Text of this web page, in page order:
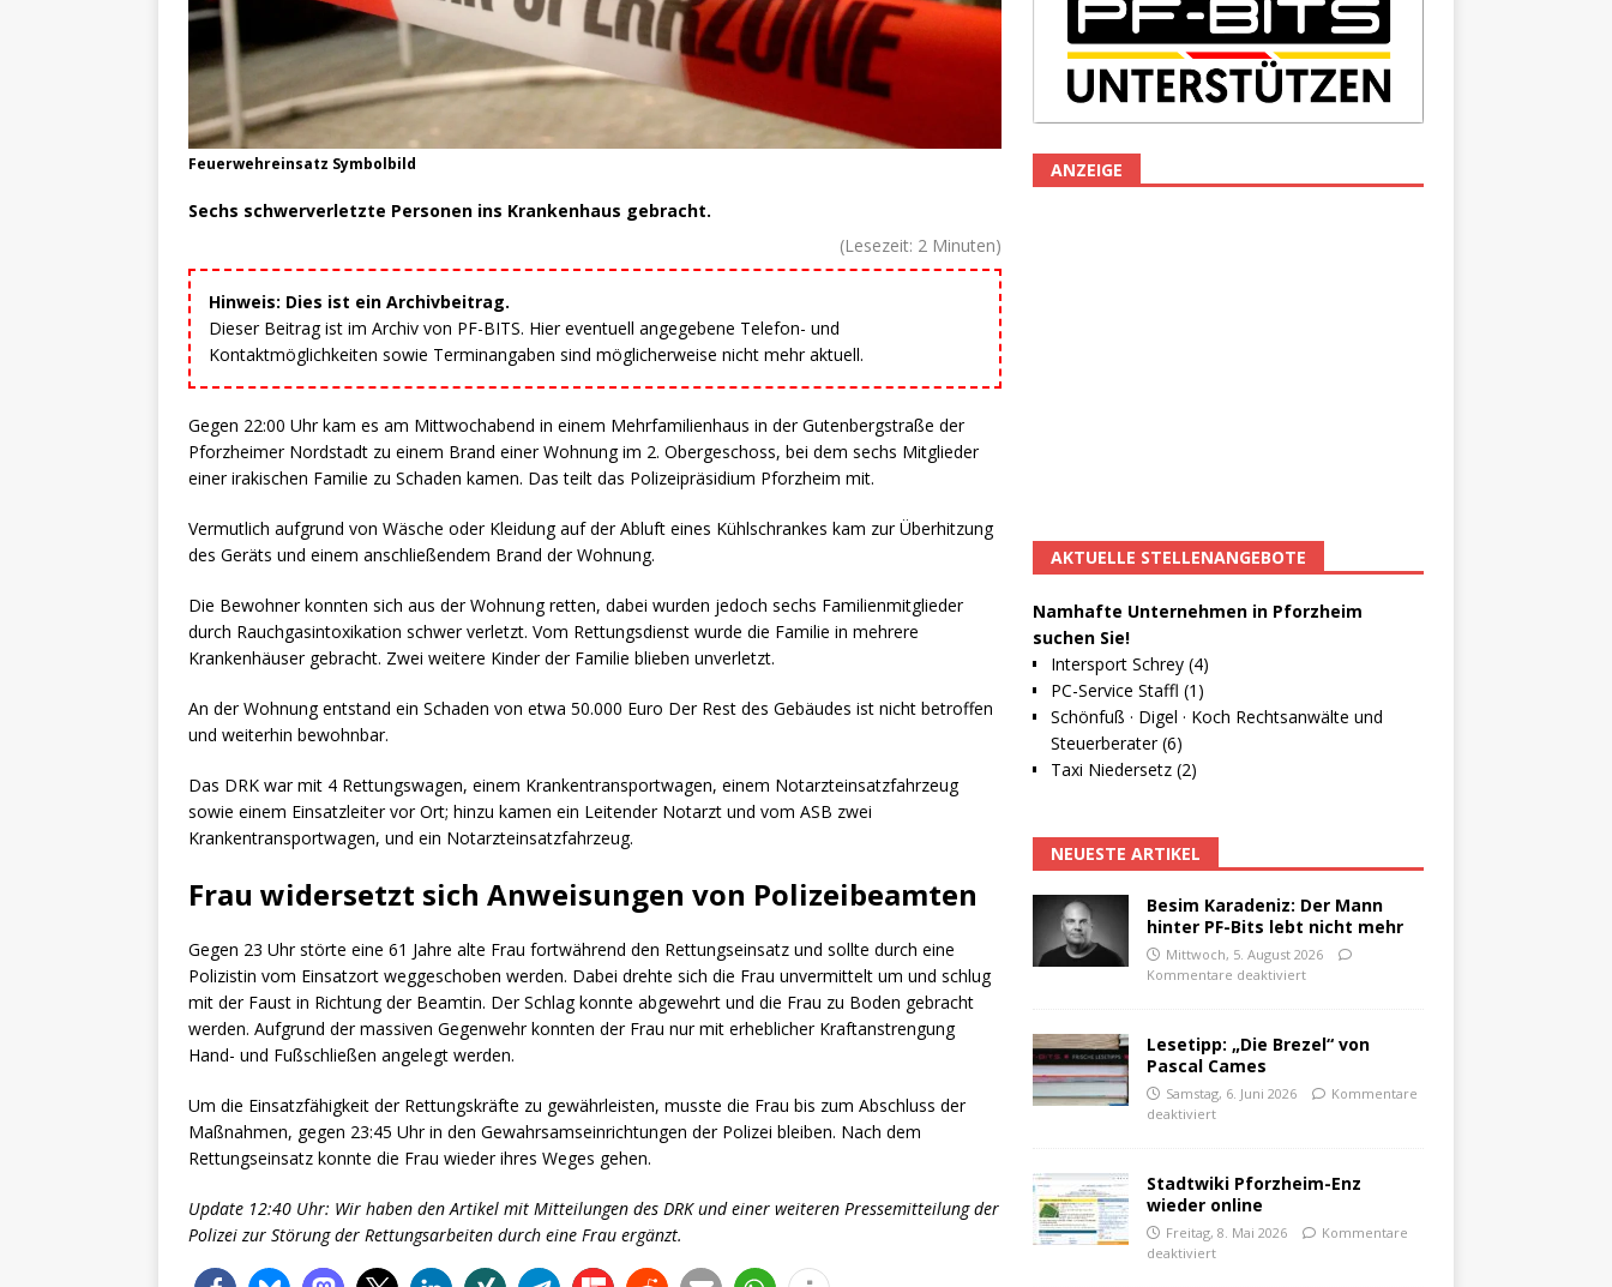
Feuerwehreinsatz Symbolbild
Sechs schwerverletzte Personen ins Krankenhaus gebracht.
(Lesezeit: 2 Minuten)
Hinweis: Dies ist ein Archivbeitrag.
Dieser Beitrag ist im Archiv von PF-BITS. Hier eventuell angegebene Telefon- und
Kontaktmöglichkeiten sowie Terminangaben sind möglicherweise nicht mehr aktuell.
Gegen 22:00 Uhr kam es am Mittwochabend in einem Mehrfamilienhaus in der Gutenbergstraße der
Pforzheimer Nordstadt zu einem Brand einer Wohnung im 2. Obergeschoss, bei dem sechs Mitglieder
einer irakischen Familie zu Schaden kamen. Das teilt das Polizeipräsidium Pforzheim mit.
Vermutlich aufgrund von Wäsche oder Kleidung auf der Abluft eines Kühlschrankes kam zur Überhitzung
des Geräts und einem anschließendem Brand der Wohnung.
Die Bewohner konnten sich aus der Wohnung retten, dabei wurden jedoch sechs Familienmitglieder
durch Rauchgasintoxikation schwer verletzt. Vom Rettungsdienst wurde die Familie in mehrere
Krankenhäuser gebracht. Zwei weitere Kinder der Familie blieben unverletzt.
An der Wohnung entstand ein Schaden von etwa 50.000 Euro Der Rest des Gebäudes ist nicht betroffen
und weiterhin bewohnbar.
Das DRK war mit 4 Rettungswagen, einem Krankentransportwagen, einem Notarzteinsatzfahrzeug
sowie einem Einsatzleiter vor Ort; hinzu kamen ein Leitender Notarzt und vom ASB zwei
Krankentransportwagen, und ein Notarzteinsatzfahrzeug.
Frau widersetzt sich Anweisungen von Polizeibeamten
Gegen 23 Uhr störte eine 61 Jahre alte Frau fortwährend den Rettungseinsatz und sollte durch eine
Polizistin vom Einsatzort weggeschoben werden. Dabei drehte sich die Frau unvermittelt um und schlug
mit der Faust in Richtung der Beamtin. Der Schlag konnte abgewehrt und die Frau zu Boden gebracht
werden. Aufgrund der massiven Gegenwehr konnten der Frau nur mit erheblicher Kraftanstrengung
Hand- und Fußschließen angelegt werden.
Um die Einsatzfähigkeit der Rettungskräfte zu gewährleisten, musste die Frau bis zum Abschluss der
Maßnahmen, gegen 23:45 Uhr in den Gewahrsamseinrichtungen der Polizei bleiben. Nach dem
Rettungseinsatz konnte die Frau wieder ihres Weges gehen.
Update 12:40 Uhr: Wir haben den Artikel mit Mitteilungen des DRK und einer weiteren Pressemitteilung der
Polizei zur Störung der Rettungsarbeiten durch eine Frau ergänzt.
ANZEIGE
AKTUELLE STELLENANGEBOTE
Namhafte Unternehmen in Pforzheim
suchen Sie!
Intersport Schrey (4)
PC-Service Staffl (1)
Schönfuß · Digel · Koch Rechtsanwälte und
Steuerberater (6)
Taxi Niedersetz (2)
NEUESTE ARTIKEL
Besim Karadeniz: Der Mann
hinter PF-Bits lebt nicht mehr
Mittwoch, 5. August 2026
Kommentare deaktiviert
Lesetipp: „Die Brezel“ von
Pascal Cames
Samstag, 6. Juni 2026
Kommentare
deaktiviert
Stadtwiki Pforzheim-Enz
wieder online
Freitag, 8. Mai 2026
Kommentare
deaktiviert